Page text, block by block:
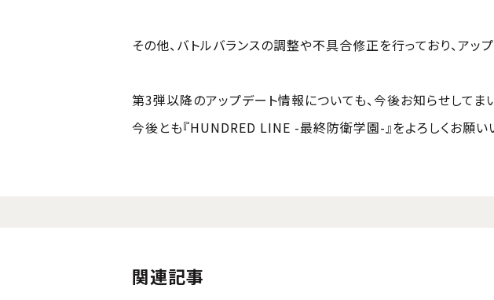
その他、バトルバランスの調整や不具合修正を行っており、アッ
第3弾以降のアップデート情報についても、今後お知らせしてまい
今後とも『HUNDRED LINE -最終防衛学園-』をよろしくお願い
関連記事